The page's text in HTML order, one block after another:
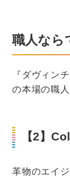
職人なら
『ダヴィン
の本場の職
【2】
革物のエイ